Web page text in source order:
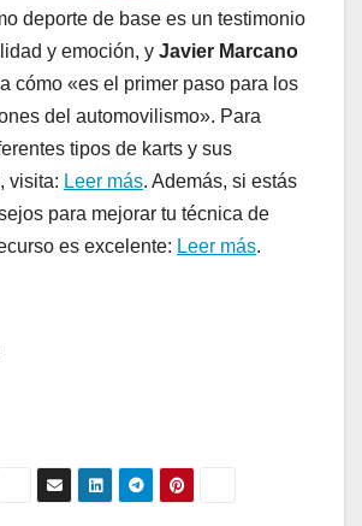
deporte de base es un testimonio
y emoción, y Javier Marcano
cómo «es el primer paso para los
del automovilismo». Para
tipos de karts y sus
visita: Leer más. Además, si estás
para mejorar tu técnica de
es excelente: Leer más.